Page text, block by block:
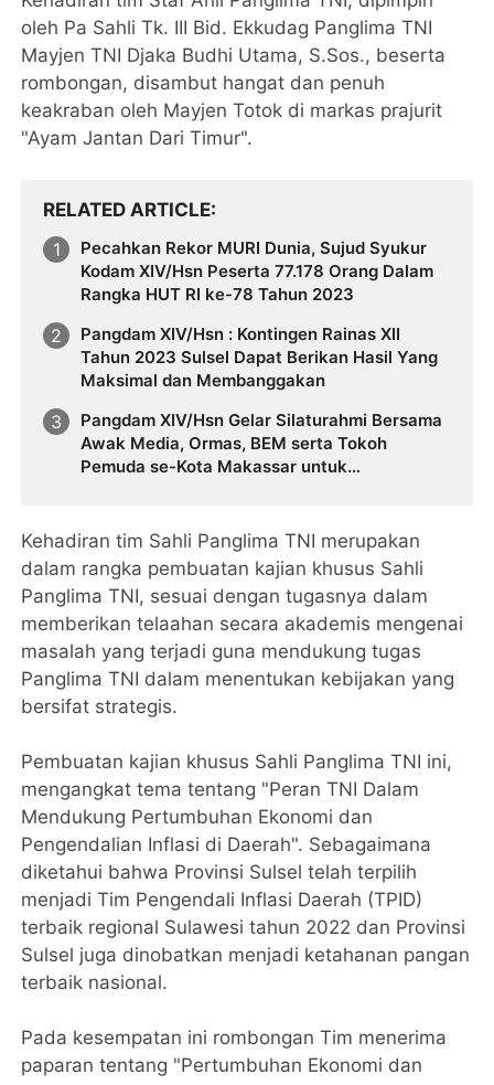
oleh Pa Sahli Tk. III Bid. Ekkudag Panglima TNI
Mayjen TNI Djaka Budhi Utama, S.Sos., beserta
rombongan, disambut hangat dan penuh
keakraban oleh Mayjen Totok di markas prajurit
"Ayam Jantan Dari Timur".
RELATED ARTICLE
Pecahkan Rekor MURI Dunia, Sujud Syukur
Kodam XIV/Hsn Peserta 77.178 Orang Dalam
Rangka HUT RI ke-78 Tahun 2023
Pangdam XIV/Hsn : Kontingen Rainas XII
Tahun 2023 Sulsel Dapat Berikan Hasil Yang
Maksimal dan Membanggakan
Pangdam XIV/Hsn Gelar Silaturahmi Bersama
Awak Media, Ormas, BEM serta Tokoh
Pemuda se-Kota Makassar untuk
Kehadiran tim Sahli Panglima TNI merupakan
dalam rangka pembuatan kajian khusus Sahli
Panglima TNI, sesuai dengan tugasnya dalam
memberikan telaahan secara akademis mengenai
masalah yang terjadi guna mendukung tugas
Panglima TNI dalam menentukan kebijakan yang
bersifat strategis.
Pembuatan kajian khusus Sahli Panglima TNI ini,
mengangkat tema tentang "Peran TNI Dalam
Mendukung Pertumbuhan Ekonomi dan
Pengendalian Inflasi di Daerah". Sebagaimana
diketahui bahwa Provinsi Sulsel telah terpilih
menjadi Tim Pengendali Inflasi Daerah (TPID)
terbaik regional Sulawesi tahun 2022 dan Provinsi
Sulsel juga dinobatkan menjadi ketahanan pangan
terbaik nasional.
Pada kesempatan ini rombongan Tim menerima
paparan tentang "Pertumbuhan Ekonomi dan